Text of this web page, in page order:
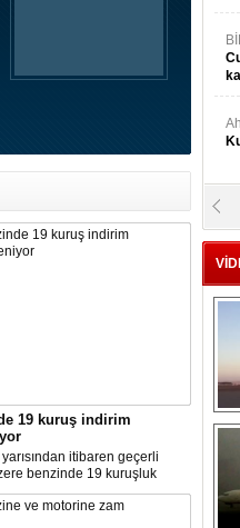
19 kuruş indirim
itibaren geçerli
benzinde 19 kuruşluk